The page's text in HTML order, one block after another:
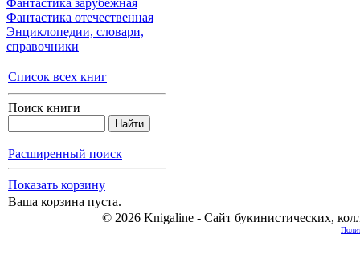
Фантастика отечественная
Энциклопедии, cловари,
справочники
Список всех книг
Поиск книги
Расширенный поиск
Показать корзину
Ваша корзина пуста.
© 2026 Knigaline - Сайт букинистических,